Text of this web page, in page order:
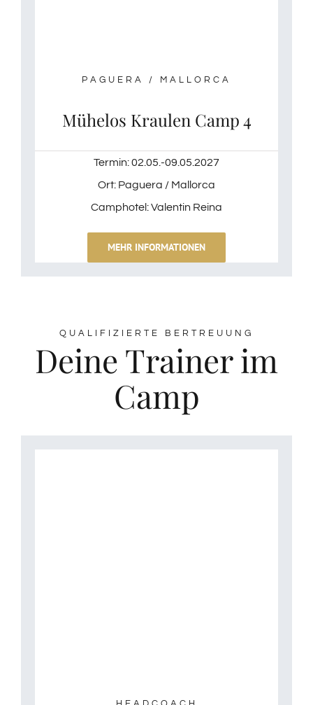
PAGUERA / MALLORCA
Mühelos Kraulen Camp 4
Termin: 02.05.-09.05.2027
Ort: Paguera / Mallorca
Camphotel: Valentin Reina
MEHR INFORMATIONEN
QUALIFIZIERTE BERTREUUNG
Deine Trainer im
Camp